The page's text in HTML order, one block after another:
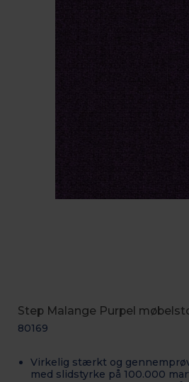
Step Malange Purpel
80169
Virkelig stærkt og
med slidstyrke på 100.000